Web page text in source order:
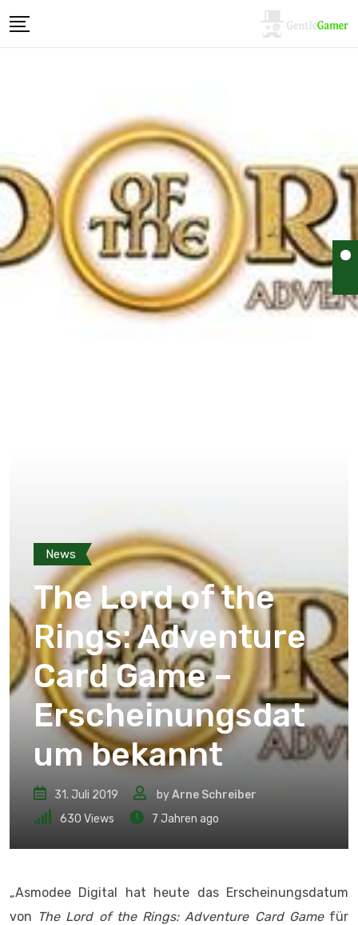
News
The Lord of the
Rings: Adventure
Card Game –
Erscheinungsdat
um bekannt
31. Juli 2019 byArne Schreiber
630 Views 7 Jahren ago
„Asmodee Digital hat heute das Erscheinungsdatum
von The Lord of the Rings: Adventure Card Gamefür